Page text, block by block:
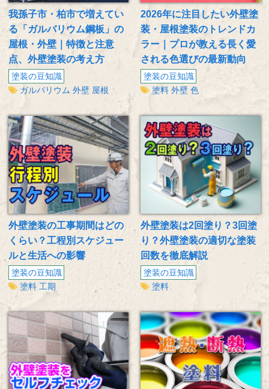
我孫子市・柏市で増えてい
る「ガルバリウム鋼板」の
屋根・外壁｜特徴と注意
点、外壁塗装の考え方
塗装の豆知識
ガルバリウム 外壁 屋根
2026年に注目したい外壁塗
装・屋根塗装のトレンドカ
ラー｜プロが教える長く愛
される色選びの最新動向
塗装の豆知識
塗料 外壁 色
外壁塗装の工事期間はどの
くらい？工程別スケジュー
ルと生活への影響
塗装の豆知識
塗料 工期
外壁塗装は2回塗り？3回塗
り？外壁塗装の適切な塗装
回数を徹底解説
塗装の豆知識
塗料